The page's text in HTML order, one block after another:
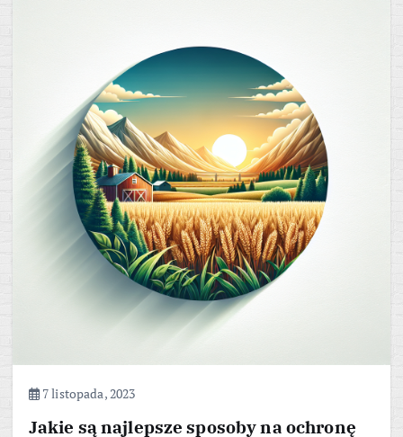
7 listopada, 2023
Jakie są najlepsze sposoby na ochronę